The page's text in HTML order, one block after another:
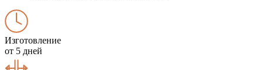
Изготовление
от 5 дней